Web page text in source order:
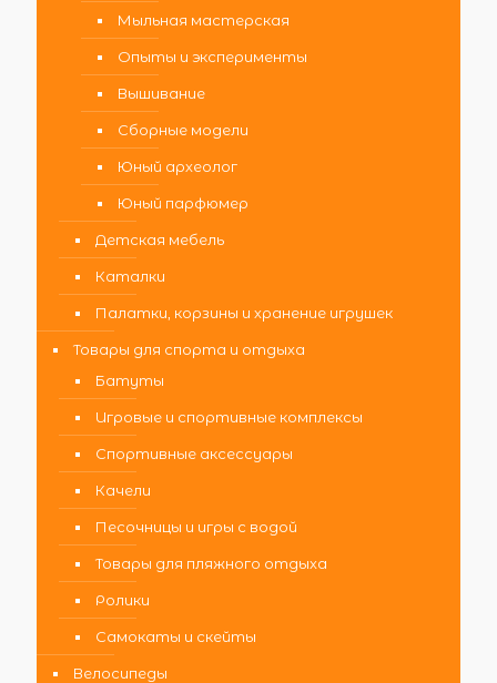
Мыльная мастерская
Опыты и эксперименты
Вышивание
Сборные модели
Юный археолог
Юный парфюмер
Детская мебель
Каталки
Палатки, корзины и хранение игрушек
Товары для спорта и отдыха
Батуты
Игровые и спортивные комплексы
Спортивные аксессуары
Качели
Песочницы и игры с водой
Товары для пляжного отдыха
Ролики
Самокаты и скейты
Велосипеды